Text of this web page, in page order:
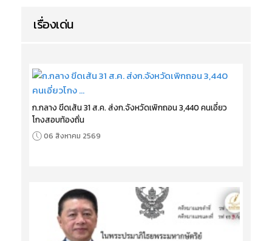
เรื่องเด่น
ก.กลาง ขีดเส้น 31 ส.ค. ส่งก.จังหวัดเพิกถอน 3,440 คนเอี่ยว
โกงสอบท้องถิ่น
06 สิงหาคม 2569